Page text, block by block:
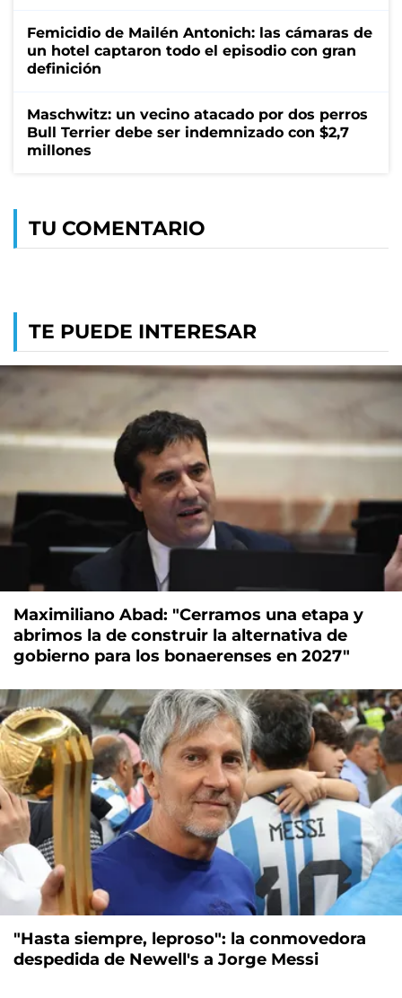
Femicidio de Mailén Antonich: las cámaras de
un hotel captaron todo el episodio con gran
definición
Maschwitz: un vecino atacado por dos perros
Bull Terrier debe ser indemnizado con $2,7
millones
TU COMENTARIO
TE PUEDE INTERESAR
Maximiliano Abad: "Cerramos una etapa y
abrimos la de construir la alternativa de
gobierno para los bonaerenses en 2027"
"Hasta siempre, leproso": la conmovedora
despedida de Newell's a Jorge Messi